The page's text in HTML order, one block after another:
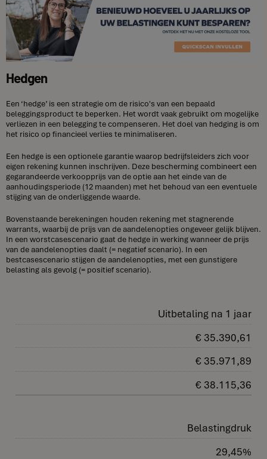
Hedgen
Een ‘hedge’ is een strategie om de risico's van een bepaald
beleggingsproduct te beperken. Het wordt vaak gebruikt om mogelijke
verliezen in een belegging te compenseren. Het doel van hedging is om
het risico op financieel verlies te minimaliseren.
Een hedge is een optionele garantie waarop bedrijfsleiders zich voor
eigen rekening kunnen inschrijven. Deze bescherming combineert een
gegarandeerde verkoopprijs van de optie aan het einde van de
aanhoudingsperiode (12 maanden) met het behoud van een eventuele
stijging van de onderliggende waarde.
Bovenstaande berekeningen houden rekening met stagnerende
warrants, waarbij de prijs van de aandelenopties ongeveer gelijk blijven.
In een worstcasescenario gaat de hedge in werking wanneer de prijs
van de aandelenopties daalt (= negatief scenario). In een
bestcasescenario stijgen de aandelenopties, met een gunstigere
belasting als gevolg (= positief scenario).
Uitbetaling na 1 jaar
€ 35.390,61
€ 35.971,89
€ 38.115,36
Belastingdruk
29,45%